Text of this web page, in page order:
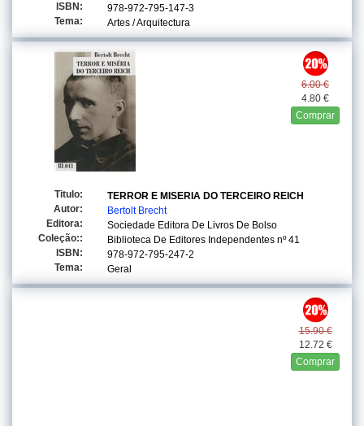
ISBN:
978-972-795-147-3
Tema:
Artes / Arquitectura
6.00 €
4.80 €
Comprar
Titulo:
TERROR E MISERIA DO TERCEIRO REICH
Autor:
Bertolt Brecht
Editora:
Sociedade Editora De Livros De Bolso
Coleção::
Biblioteca De Editores Independentes nº 41
ISBN:
978-972-795-247-2
Tema:
Geral
15.90 €
12.72 €
Comprar